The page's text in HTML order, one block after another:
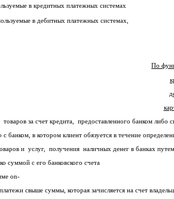
в кредитных платежных системах
в дебитных платежных системах,
По
за счет кредита, предоставленного банком либо
в котором кли­ент обязуется в течение
и услуг, получе­ния наличных денег в банках путем
с его бан­ковского счета
on-
свыше суммы, которая зачисляется на счет